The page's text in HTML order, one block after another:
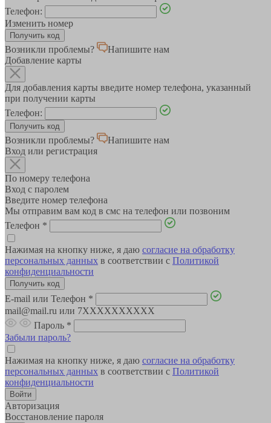
Телефон:
Изменить номер
Возникли проблемы?
Напишите нам
Добавление карты
Для добавления карты введите номер телефона, указанный
при получении карты
Телефон:
Возникли проблемы?
Напишите нам
Вход или регистрация
По номеру телефона
Вход с паролем
Введите номер телефона
Мы отправим вам код в смс на телефон или позвоним
Телефон *
Нажимая на кнопку ниже, я даю согласие на обработку
персональных данных в соответствии с Политикой
конфиденциальности
E-mail или Телефон *
mail@mail.ru или 7XXXXXXXXXX
Пароль *
Забыли пароль?
Нажимая на кнопку ниже, я даю согласие на обработку
персональных данных в соответствии с Политикой
конфиденциальности
Авторизация
Восстановление пароля